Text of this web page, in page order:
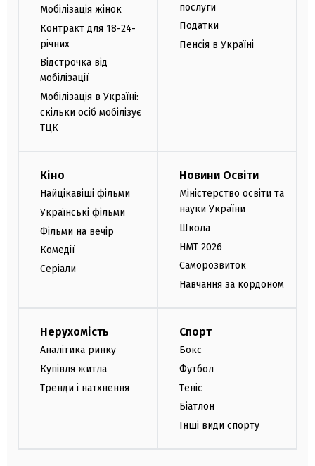
Мобілізація жінок
Контракт для 18-24-
річних
Відстрочка від
мобілізації
Мобілізація в Україні:
скільки осіб мобілізує
ТЦК
послуги
Податки
Пенсія в Україні
Кіно
Найцікавіші фільми
Українські фільми
Фільми на вечір
Комедії
Серіали
Новини Освіти
Міністерство освіти та
науки України
Школа
НМТ 2026
Саморозвиток
Навчання за кордоном
Нерухомість
Аналітика ринку
Купівля житла
Тренди і натхнення
Спорт
Бокс
Футбол
Теніс
Біатлон
Інші види спорту